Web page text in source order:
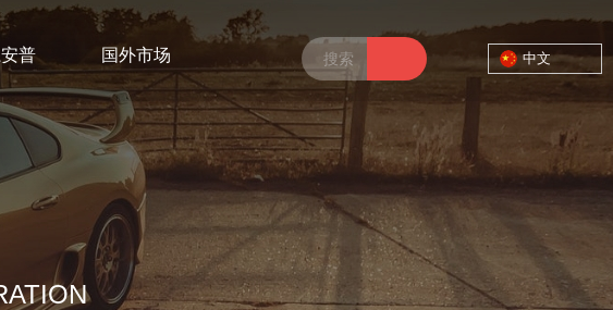
普 国外市场 中文